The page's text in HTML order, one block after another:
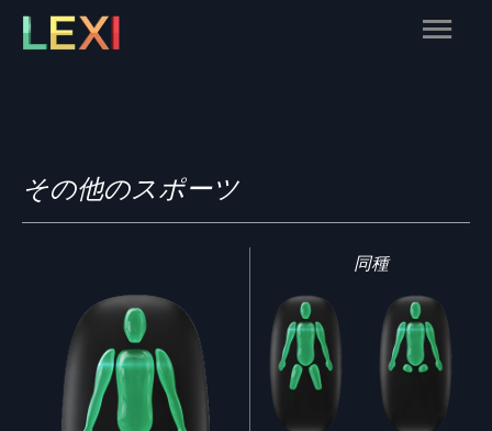
Skip
Main
その他のスポーツ
同種